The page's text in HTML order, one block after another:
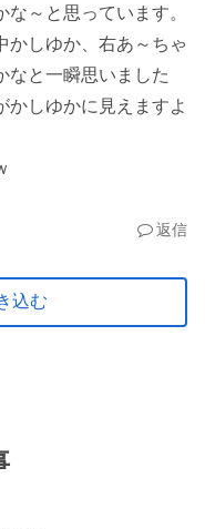
～と思っています。
かしゆか、右あ～ちゃ
なと一瞬思いました
かしゆかに見えますよ
返信
込む